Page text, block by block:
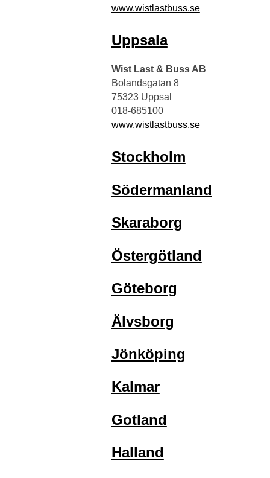
www.wistlastbuss.se
Uppsala
Wist Last & Buss AB
Bolandsgatan 8
75323 Uppsal
018-685100
www.wistlastbuss.se
Stockholm
Södermanland
Skaraborg
Östergötland
Göteborg
Älvsborg
Jönköping
Kalmar
Gotland
Halland